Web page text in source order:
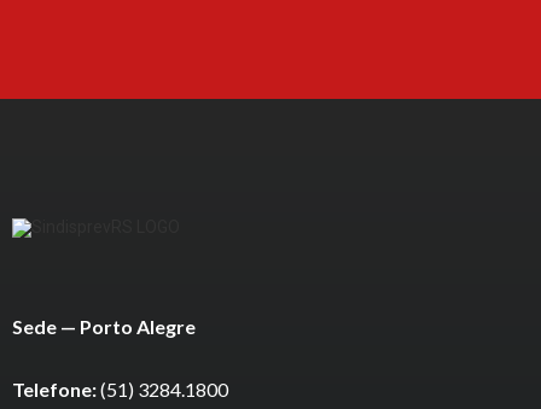
Sede — Porto Alegre
Telefone:(51) 3284.1800